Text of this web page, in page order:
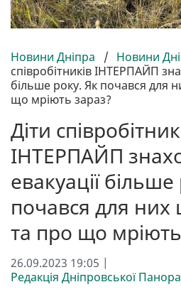
Новини Дніпра / Новини
співробітників ІНТЕРПАЙП
більше року. Як почався для
що мріють зараз?
Діти
ІНТЕРПАЙП
евакуації
почався для них
та про що
26.09.2023 19:05 |
Редакція Дніпровської